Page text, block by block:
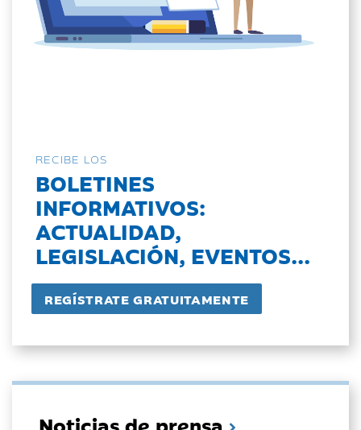
RECIBE LOS
BOLETINES
INFORMATIVOS:
ACTUALIDAD,
LEGISLACIÓN, EVENTOS...
Noticias de prensa